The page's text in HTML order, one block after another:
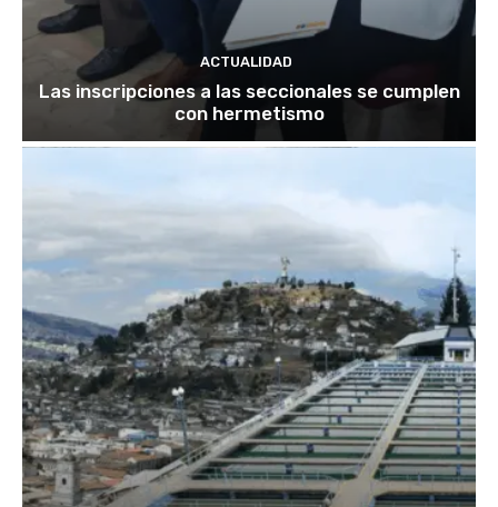
ACTUALIDAD
Las inscripciones a las seccionales se cumplen
con hermetismo